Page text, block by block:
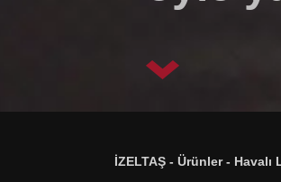
İZELTAŞ - Ürünler- Havalı